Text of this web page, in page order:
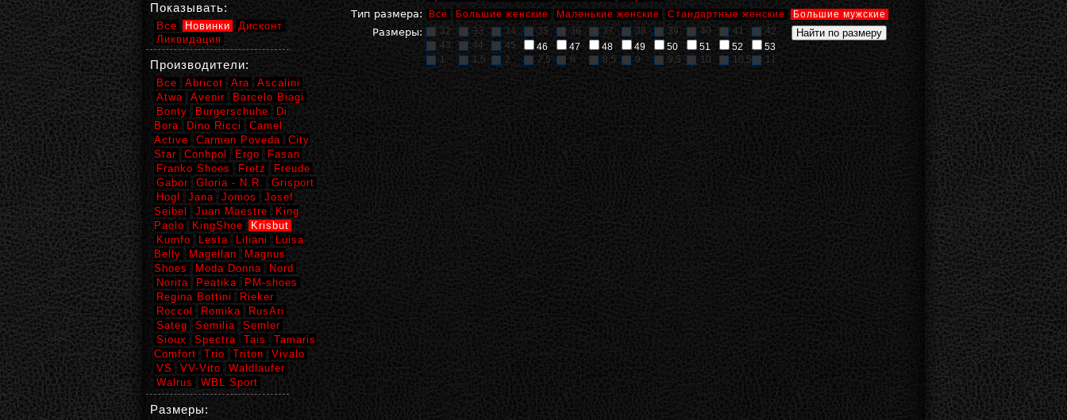
Тип размера:
Все Большие женские Маленькие женские Стандартные женские Большие мужские
Размеры: 32 33 34 35 36 37 38 39 40 41
42
43
44 45 46 47 48 49 50 51 52
53
1
1,5 2 2,5 8 8,5 9 9,5 10 10,5 11
Показывать:
Все Новинки
Дисконт
Ликвидация
Производители:
Все Abricot Ara
Ascalini
Atwa
Avenir
Barcelo Biagi
Bonty
Burgerschuhe
Di
Bora
Dino Ricci
Camel
Active
Carmen Poveda
City
Star
Conhpol Ergo
Fasan
Franko Shoes
Fretz
Freude
Gabor
Gloria - N.R.
Grisport
Hogl
Jana Jomos
Josef
Seibel
Juan Maestre
King
Paolo
KingShoe
Krisbut
Kumfo
Lesta Liliani
Luisa
Belly
Magellan
Magnus
Shoes
Moda Donna
Nord
Norita
Peatika
PM-shoes
Regina Bottini
Rieker
Roccol
Romika
RusAri
Sateg
Semilia
Semler
Sioux
Spectra Tais
Tamaris
Comfort
Trio Triton
Vivalo
VS
VV-Vito
Waldlaufer
Walrus
WBL Sport
Размеры: